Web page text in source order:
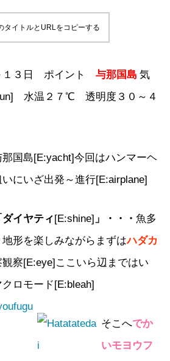
タイトルとURLをコピーする
１３日 ポイント 与那国島 気
水温２７℃ 透明度３０～４
那国島[E:yacht]今回はハンマーヘ
にいざ出発～進行[E:airplane]
ダイヤティ[E:shine] 」・・・ 魚多
形を楽しみながらまずはハダカ
察[E:eye]ここいら辺まではい
ロモード[E:bleah]
そこへでか
いモヨウフ